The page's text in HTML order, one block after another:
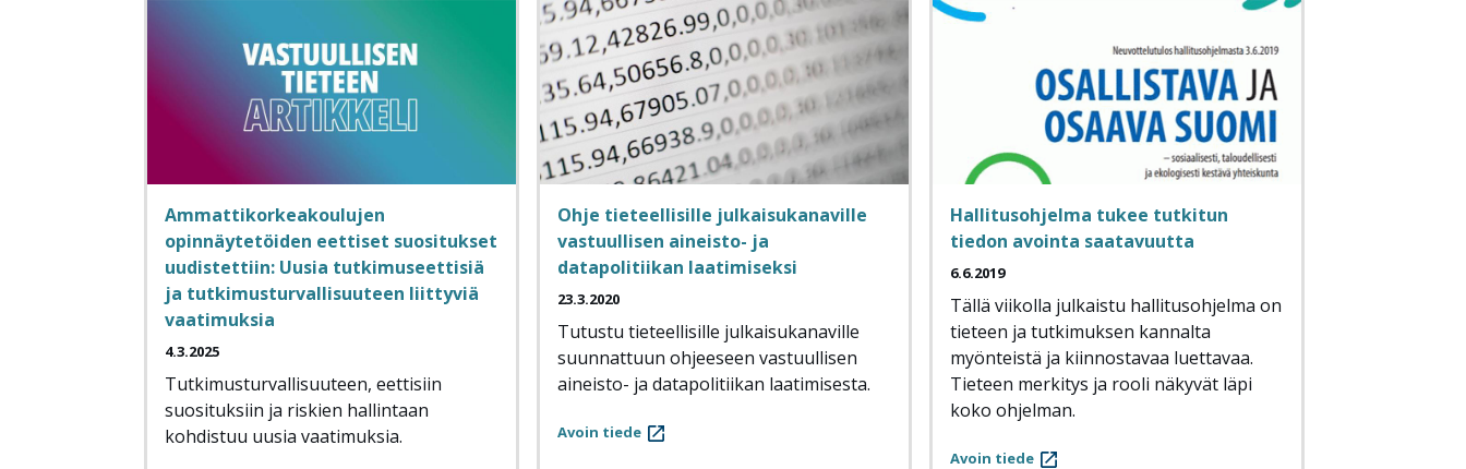
Ammattikorkeakoulujen
opinnäytetöiden eettiset suositukset
uudistettiin: Uusia tutkimuseettisiä
ja tutkimusturvallisuuteen liittyviä
vaatimuksia
4.3.2025
Tutkimusturvallisuuteen, eettisiin
suosituksiin ja riskien hallintaan
kohdistuu uusia vaatimuksia.
Ohje tieteellisille julkaisukanaville
vastuullisen aineisto- ja
datapolitiikan laatimiseksi
23.3.2020
Tutustu tieteellisille julkaisukanaville
suunnattuun ohjeeseen vastuullisen
aineisto- ja datapolitiikan laatimisesta.
Avoin tiede
Hallitusohjelma tukee tutkitun
tiedon avointa saatavuutta
6.6.2019
Tällä viikolla julkaistu hallitusohjelma on
tieteen ja tutkimuksen kannalta
myönteistä ja kiinnostavaa luettavaa.
Tieteen merkitys ja rooli näkyvät läpi
koko ohjelman.
Avoin tiede